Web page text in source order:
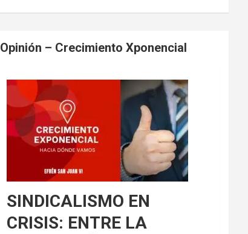
Opinión – Crecimiento Xponencial
SINDICALISMO EN
CRISIS: ENTRE LA